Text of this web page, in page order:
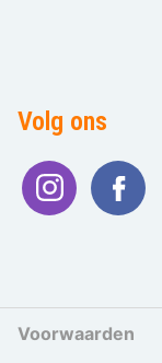
Volg ons
Voorwaarden